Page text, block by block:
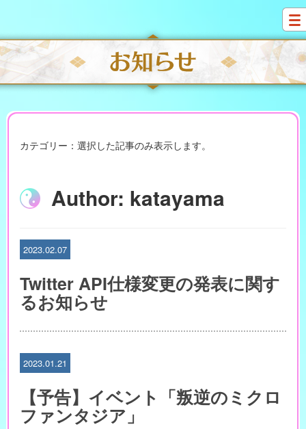
i
p
t
o
c
カテゴリー：選択した記事のみ表示します。
Author: katayama
2023.02.07
Twitter API仕様変更の発表に関す
るお知らせ
2023.01.21
【予告】イベント「叛逆のミクロ
ファンタジア」